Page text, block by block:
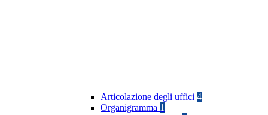
Articolazione degli uffici 4
Organigramma 1